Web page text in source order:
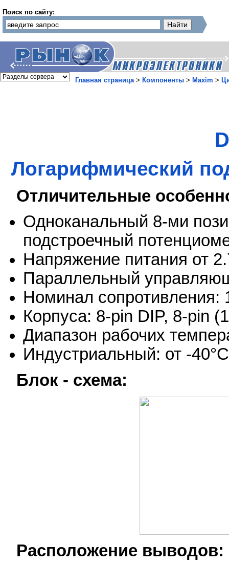
Поиск по сайту:
Главная страница> Компоненты > Maxim >
Логарифмический
Отличительные
Одноканальный 8-ми
подстроечный
Напряжение питания от
Параллельный
Номинал сопротивления:
Корпуса: 8-pin DIP, 8-pin
Диапазон рабочих
Индустриальный: от -
Блок - схема:
Расположение выводов: